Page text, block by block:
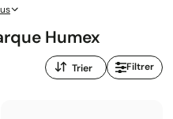
soulager les symptômes du
vos besoins spécifiques :
la fièvre, apaiser la toux.
produit selon ce que vous
Humex
Trier
par
Filtrer